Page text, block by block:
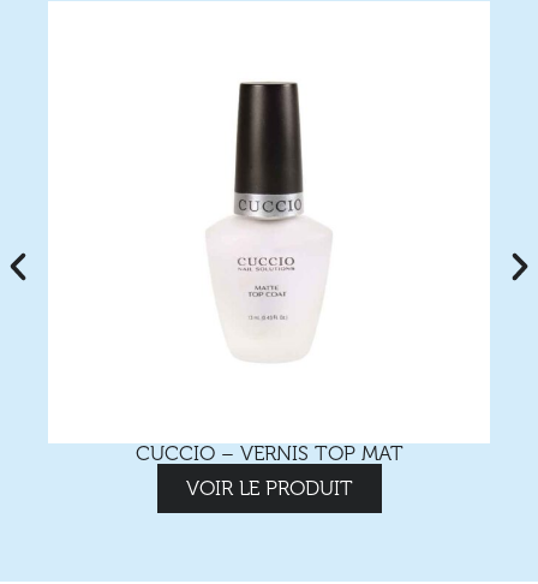
CUCCIO – VERNIS TOP MAT
VOIR LE PRODUIT